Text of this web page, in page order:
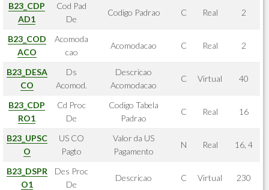
B23_CDP
AD1
Cod Pad
De
Codigo Padrao C Real 2
B23_COD
ACO
Acomoda
cao
Acomodacao C Real 2
B23_DESA
CO
Ds
Acomod.
Descricao
Acomodacao
C Virtual 40
B23_CDP
RO1
Cd Proc
De
Codigo Tabela
Padrao
C Real 16
B23_UPSC
O
US CO
Pagto
Valor da US
Pagamento
N Real 16, 4
B23_DSPR
O1
Des Proc
De
Descricao C Virtual 230